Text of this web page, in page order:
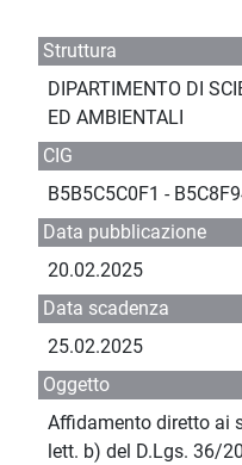
Struttura
DIPARTIMENTO DI
ED AMBIENTALI
CIG
B5B5C5C0F1 -
Data pubblicazione
20.02.2025
Data scadenza
25.02.2025
Oggetto
Affidamento diretto ai
lett. b) del D.Lgs. 36/